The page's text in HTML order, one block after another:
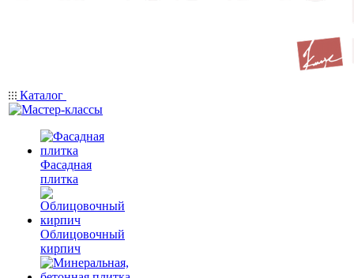
Каталог
Фасадная
плитка
Облицовочный
кирпич